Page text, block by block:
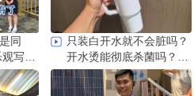
同
写在
器里
只装白开水就不会脏吗？
开水烫能彻底杀菌吗？感
控专家详解“吸管杯”藏菌
真相｜都视频·热观察